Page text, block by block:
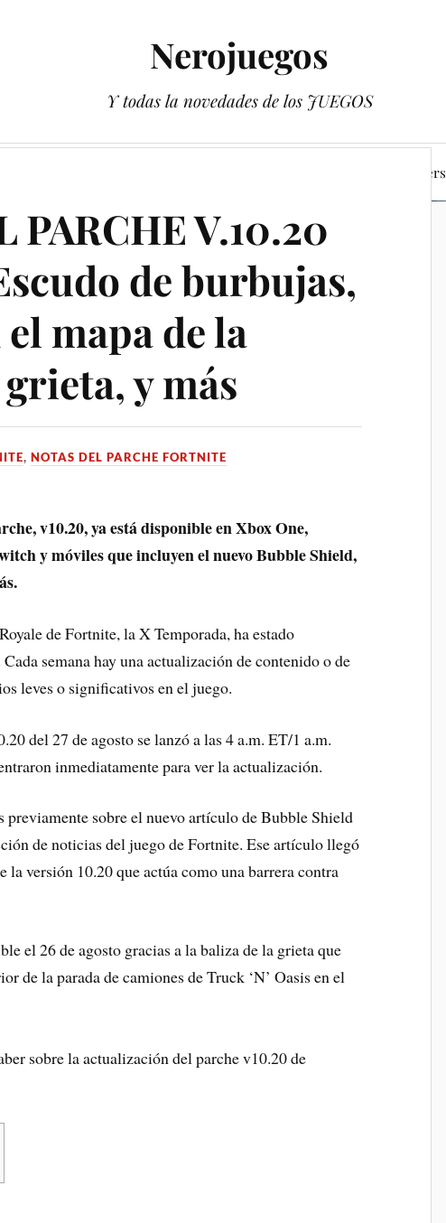
Nerojuegos
Y todas la novedades de los JUEGOS
Los libros de los Youtubers
PARCHE V.10.20
de burbujas,
mapa de la
y más
,NOTAS DEL PARCHE FORTNITE
v10.20, ya está disponible en Xbox One,
y móviles que incluyen el nuevo Bubble Shield,
de Fortnite, la X Temporada, ha estado
semana hay una actualización de contenido o de
leves o significativos en el juego.
del 27 de agosto se lanzó a las 4 a.m. ET/1 a.m.
inmediatamente para ver la actualización.
sobre el nuevo artículo de Bubble Shield
de noticias del juego de Fortnite. Ese artículo llegó
versión 10.20 que actúa como una barrera contra
el 26 de agosto gracias a la baliza de la grieta que
de la parada de camiones de Truck ‘N’ Oasis en el
sobre la actualización del parche v10.20 de